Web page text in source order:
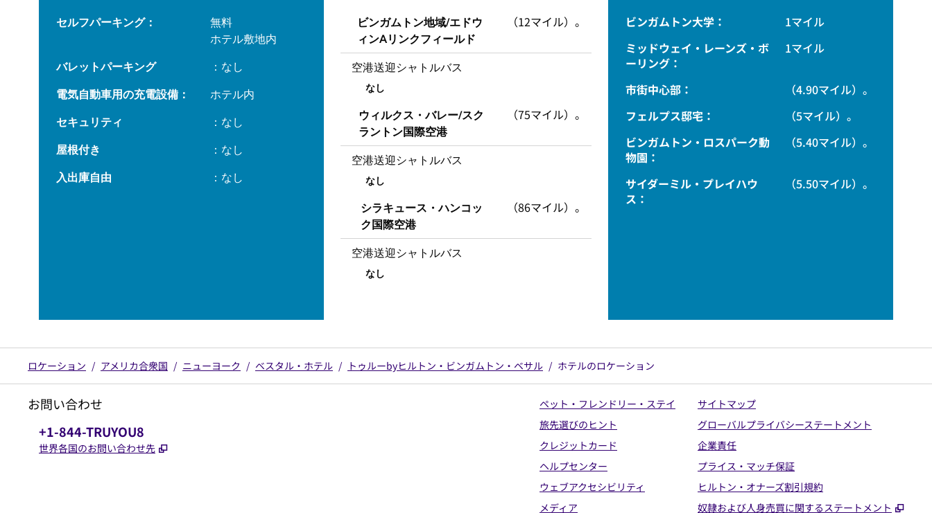
セルフパーキング：
無料
ホテル敷地内
バレットパーキング
：なし
電気自動車用の充電設備：
ホテル内
セキュリティ
：なし
屋根付き
：なし
入出庫自由
：なし
ビンガムトン地域/エドウ
ィンAリンクフィールド
（12マイル）。
空港送迎シャトルバス
なし
ウィルクス・バレー/スク
ラントン国際空港
（75マイル）。
空港送迎シャトルバス
なし
シラキュース・ハンコッ
ク国際空港
（86マイル）。
空港送迎シャトルバス
なし
ビンガムトン大学：
1マイル
ミッドウェイ・レーンズ・ボ
ーリング：
1マイル
市街中心部：
（4.90マイル）。
フェルプス邸宅：
（5マイル）。
ビンガムトン・ロスパーク動
物園：
（5.40マイル）。
サイダーミル・プレイハウ
ス：
（5.50マイル）。
ロケーション / アメリカ合衆国 / ニューヨーク / ベスタル・ホテル / トゥルーbyヒルトン・ビンガムトン・ベサル / ホテルのロケーション
お問い合わせ
電話番号：
+1-844-TRUYOU8
世界各国のお問い合わせ先 ,
ペット・フレンドリー・ステイ
旅先選びのヒント
クレジットカード
ヘルプセンター
ウェブアクセシビリティ
メディア
サイトマップ
グローバルプライバシーステートメント
企業責任
プライス・マッチ保証
ヒルトン・オナーズ割引規約
奴隷および人身売買に関するステートメント
,